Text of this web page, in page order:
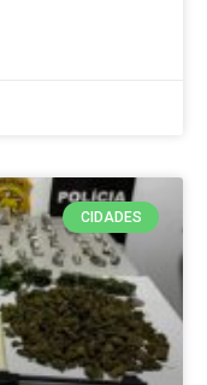
CIDADES